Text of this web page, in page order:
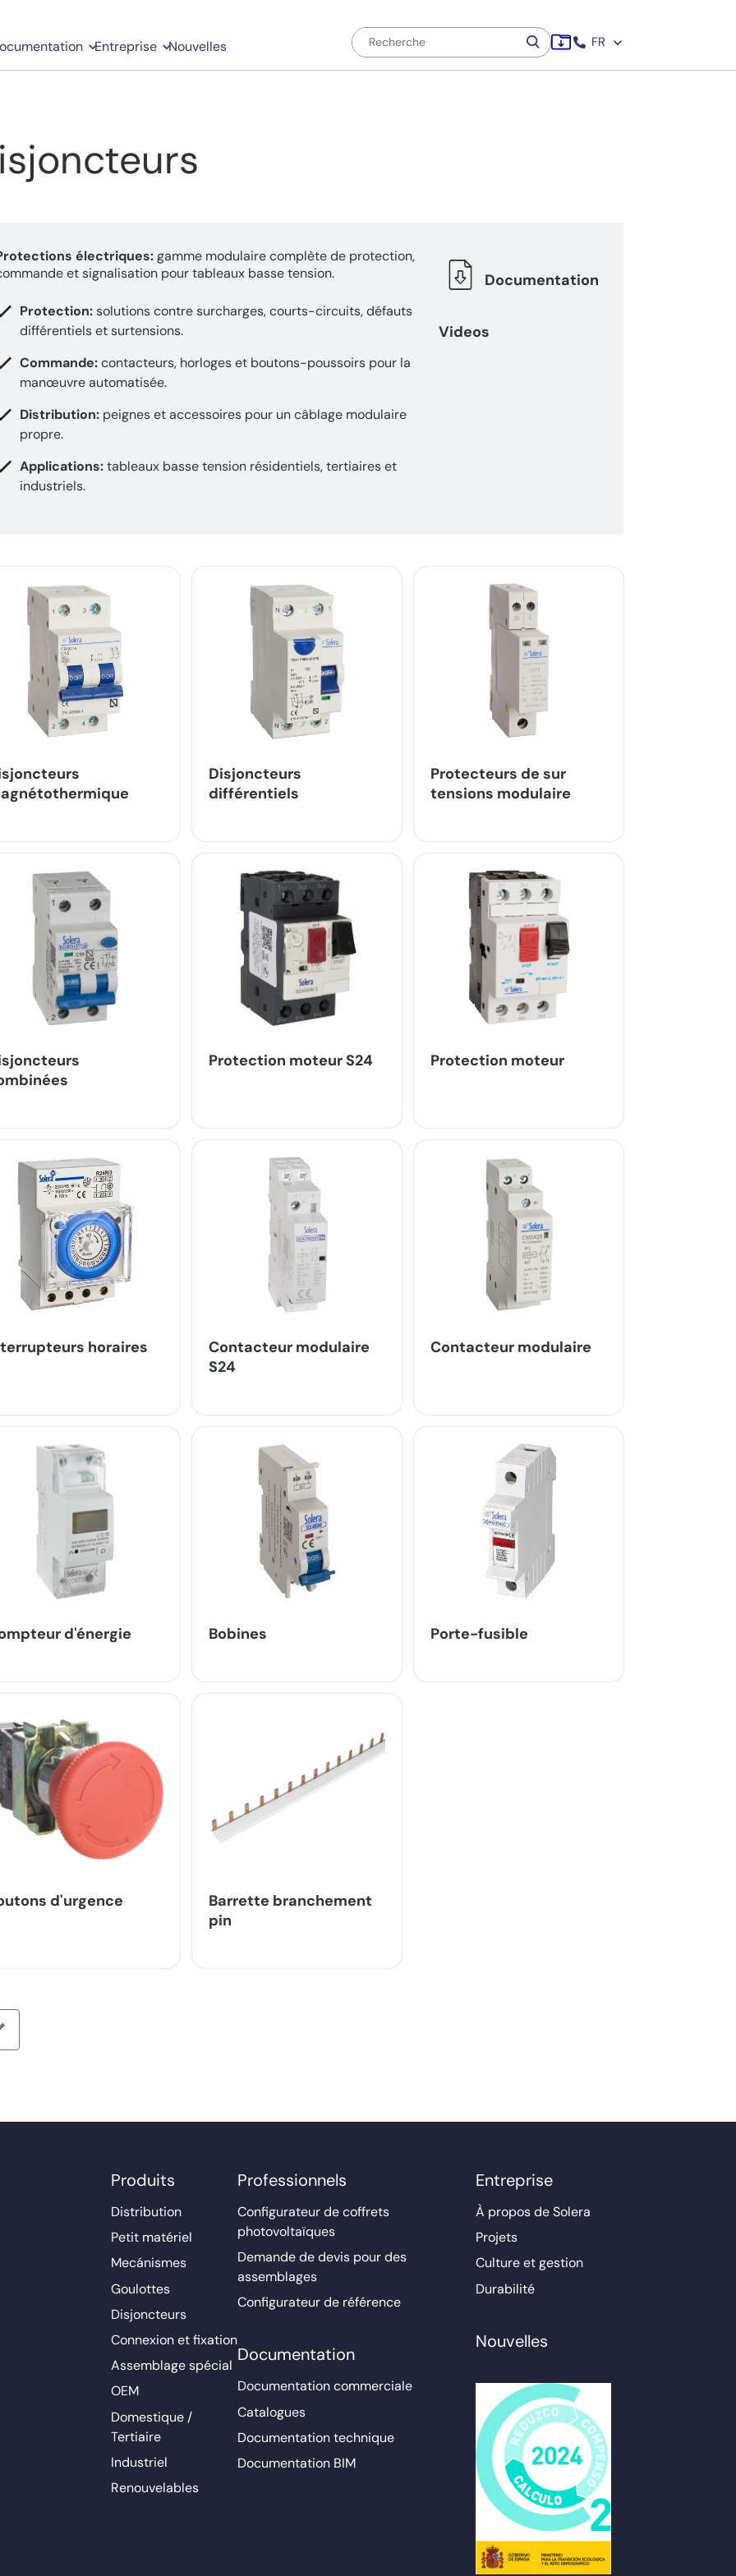
Entreprise Nouvelles FR
électriques:gamme modulaire complète de protection,
et signalisation pour tableaux basse tension.
Protection:solutions contre surcharges, courts-circuits, défauts
différentiels et surtensions.
Commande:contacteurs, horloges et boutons-poussoirs pour la
manœuvre automatisée.
Distribution: peignes et accessoires pour un câblage modulaire
propre.
Applications:tableaux basse tension résidentiels, tertiaires et
industriels.
Documentation
Videos
Disjoncteurs
différentiels
Protecteurs de sur
tensions modulaire
Protection moteur S24 Protection moteur
horaires
Contacteur modulaire
S24
Contacteur modulaire
d'énergie Bobines Porte-fusible
d'urgence
Barrette branchement
pin
Produits
Distribution
Petit matériel
Mecánismes
Goulottes
Disjoncteurs
Connexion et fixation
Assemblage spécial
OEM
Domestique /
Tertiaire
Industriel
Renouvelables
Professionnels
Configurateur de coffrets
photovoltaïques
Demande de devis pour des
assemblages
Configurateur de référence
Documentation
Documentation commerciale
Catalogues
Documentation technique
Documentation BIM
Entreprise
À propos de Solera
Projets
Culture et gestion
Durabilité
Nouvelles